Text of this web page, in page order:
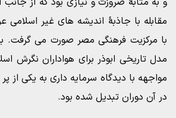
مقابله با جاذبۀ اندیشه های غیر
با مرکزیت فرهنگی مصر صورت می گرفت.
مدل تاریخی ابوذر برای هواداران نگرش
مواجهه با دیدگاه سرمایه داری به یکی از
در آن دوران تبدیل شده بود.